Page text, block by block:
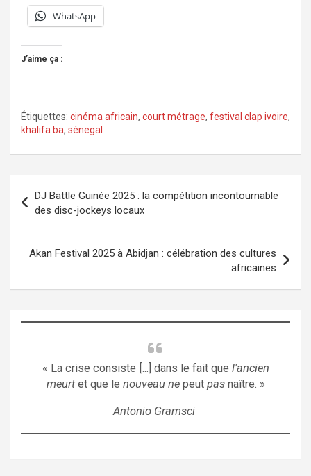
WhatsApp
J’aime ça :
Étiquettes: cinéma africain, court métrage, festival clap ivoire,
khalifa ba, sénegal
de
l’article
DJ Battle Guinée 2025 : la compétition incontournable
des disc-jockeys locaux
Akan Festival 2025 à Abidjan : célébration des cultures
africaines
« La crise consiste [...] dans le fait que l'ancien
meurtet que le nouveau nepeut pasnaître. »
Antonio Gramsci